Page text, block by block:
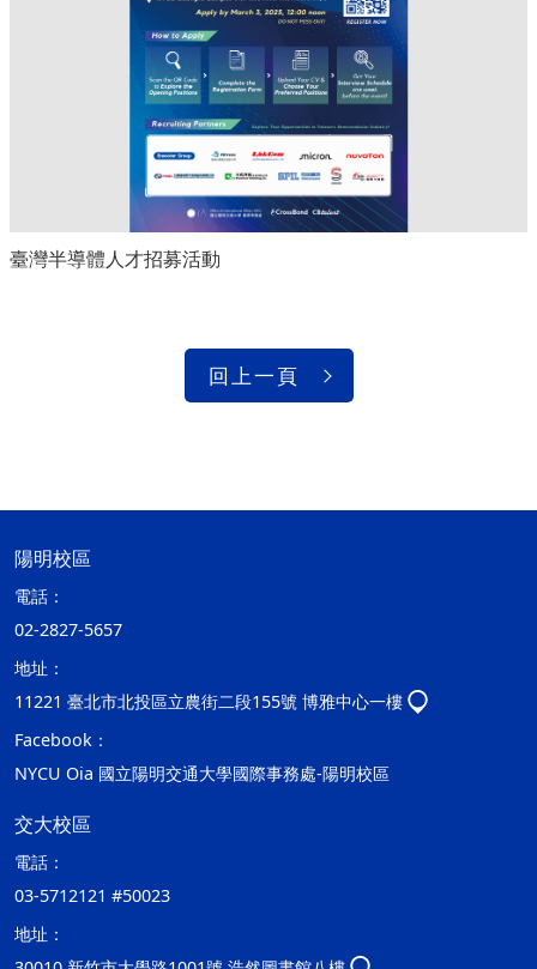
臺灣半導體人才招募活動
回上一頁
陽明校區
電話：
02-2827-5657
地址：
11221 臺北市北投區立農街二段155號 博雅中心一樓
Facebook：
NYCU Oia 國立陽明交通大學國際事務處-陽明校區
交大校區
電話：
03-5712121 #50023
地址：